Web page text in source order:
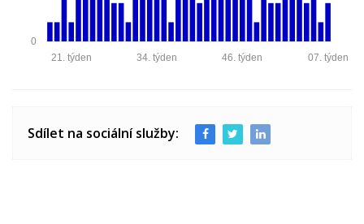
0
07. týden
46. týden
34. týden
21. týden
Sdílet na sociální služby: